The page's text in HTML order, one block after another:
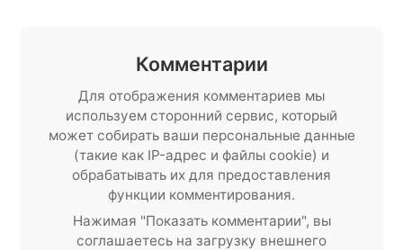
Комментарии
Для отображения комментариев мы
используем сторонний сервис, который
может собирать ваши персональные данные
(такие как IP-адрес и файлы cookie) и
обрабатывать их для предоставления
функции комментирования.
Нажимая "Показать комментарии", вы
соглашаетесь на загрузку внешнего